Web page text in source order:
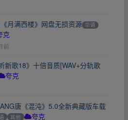
月满西楼》网盘无损资源 华语
克
前
新歌18》十倍音质[WAV+分轨歌
夸克
唐《混沌》5.0全新典藏版车载
其他 夸克